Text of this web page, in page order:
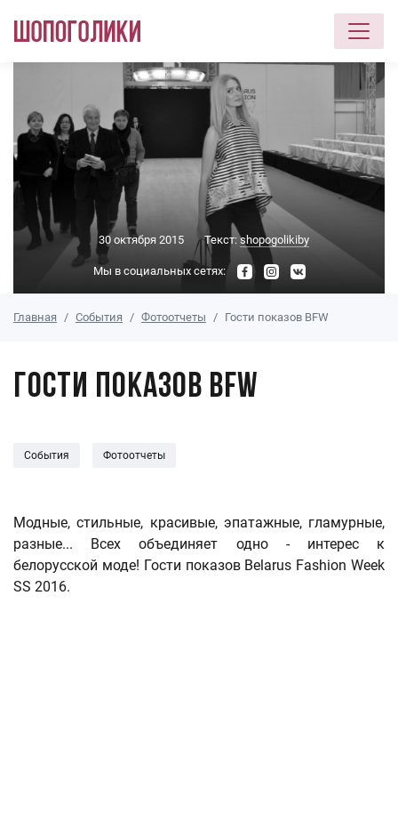
Перейти к основному содержанию
30 октября 2015 Текст: shopogolikiby
Мы в социальных сетях:
Главная События Фотоотчеты Гости показов BFW
Гости показов BFW
События Фотоотчеты
Модные, стильные, красивые, эпатажные, гламурные,
разные... Всех объединяет одно - интерес к
белорусской моде! Гости показов Belarus Fashion Week
SS 2016.